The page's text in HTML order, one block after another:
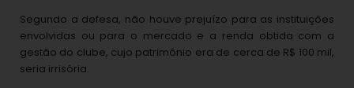
Segundo a defesa, não houve prejuízo para as instituições
envolvidas ou para o mercado e a renda obtida com a
gestão do clube, cujo patrimônio era de cerca de R$ 100 mil,
seria irrisória.